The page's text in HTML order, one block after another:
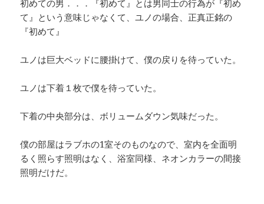
初めての男．．．『初めて』とは男同士の行為が『初め
て』という意味じゃなくて、ユノの場合、正真正銘の
『初めて』
ユノは巨大ベッドに腰掛けて、僕の戻りを待っていた。
ユノは下着１枚で僕を待っていた。
下着の中央部分は、ボリュームダウン気味だった。
僕の部屋はラブホの1室そのものなので、室内を全面明
るく照らす照明はなく、浴室同様、ネオンカラーの間接
照明だけだ。